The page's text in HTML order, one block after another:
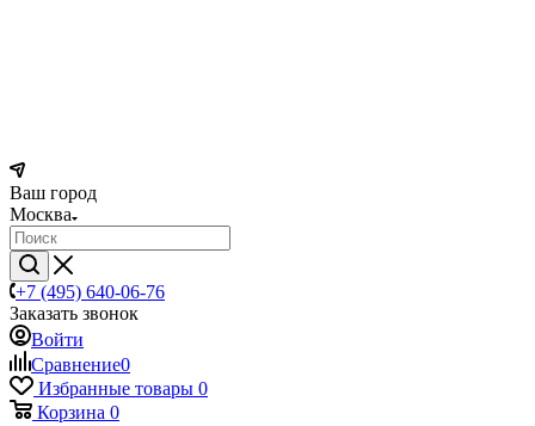
Ваш город
Москва
+7 (495) 640-06-76
Заказать звонок
Войти
Сравнение0
Избранные товары 0
Корзина 0